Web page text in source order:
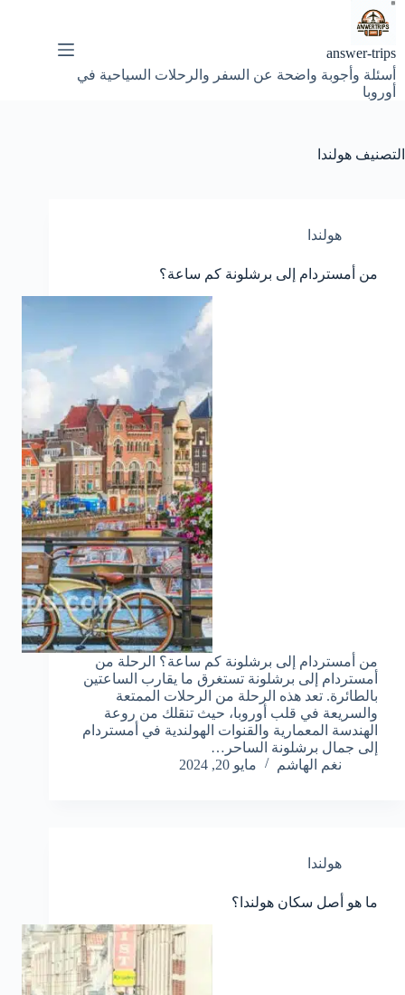
التجاوز
إلى
answer-trips
أسئلة وأجوبة واضحة عن السفر والرحلات السياحية في
أوروبا
التصنيف هولندا
هولندا
من أمستردام إلى برشلونة كم ساعة؟
من أمستردام إلى برشلونة كم ساعة؟ الرحلة من
أمستردام إلى برشلونة تستغرق ما يقارب الساعتين
بالطائرة. تعد هذه الرحلة من الرحلات الممتعة
والسريعة في قلب أوروبا، حيث تنقلك من روعة
الهندسة المعمارية والقنوات الهولندية في أمستردام
إلى جمال برشلونة الساحر…
نغم الهاشم
مايو 20, 2024
هولندا
ما هو أصل سكان هولندا؟